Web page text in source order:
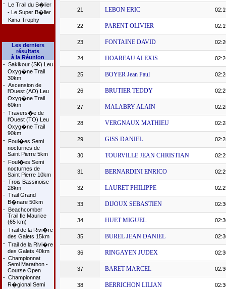
- Le Trail du B�lier
- Le Super B�lier
- Kima Trophy
Les derniers
résultats
à la Réunion
- Sakikour (SK) Leu
Oxyg�ne Trail
30km
- Ascension de
l'Ouest (AO) Leu
Oxyg�ne Trail
60km
- Travers�e de
l'Ouest (TO) Leu
Oxyg�ne Trail
90km
- Foul�es Semi
nocturnes de
Saint Pierre 5km
- Foul�es Semi
nocturnes de
Saint Pierre 10km
- Trois Bassinoise
28km
- Trail Grand
B�nare 50km
- Beachcomber
Trail Ile Maurice
(65 km)
- Trail de la Rivi�re
des Galets 15km
- Trail de la Rivi�re
des Galets 40km
- Championnat
Semi Marathon -
Course Open
- Championnat
R�gional Semi
21 LEBON ERIC
22 PARENT OLIVIER
23 FONTAINE DAVID
24 HOAREAU ALEXIS
25 BOYER Jean Paul
26 BRUTIER TEDDY
27 MALABRY ALAIN
28 VERGNAUX MATHIEU
29 GISS DANIEL
30 TOURVILLE JEAN CHRISTIAN
31 BERNARDINI ENRICO
32 LAURET PHILIPPE
33 DIJOUX SEBASTIEN
34 HUET MIGUEL
35 BUREL JEAN DANIEL
36 RINGAYEN JUDEX
37 BARET MARCEL
38 BERRICHON LILIAN